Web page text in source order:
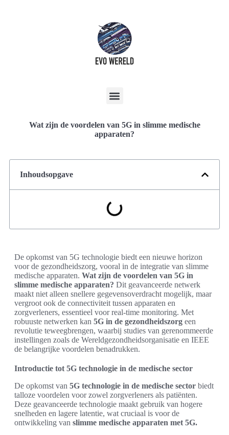
Wat zijn de voordelen van 5G in slimme medische
apparaten?
Inhoudsopgave
De opkomst van 5G technologie biedt een nieuwe horizon
voor de gezondheidszorg, vooral in de integratie van slimme
medische apparaten. Wat zijn de voordelen van 5G in
slimme medische apparaten? Dit geavanceerde netwerk
maakt niet alleen snellere gegevensoverdracht mogelijk, maar
vergroot ook de connectiviteit tussen apparaten en
zorgverleners, essentieel voor real-time monitoring. Met
robuuste netwerken kan 5G in de gezondheidszorg een
revolutie teweegbrengen, waarbij studies van gerenommeerde
instellingen zoals de Wereldgezondheidsorganisatie en IEEE
de belangrijke voordelen benadrukken.
Introductie tot 5G technologie in de medische sector
De opkomst van 5G technologie in de medische sector biedt
talloze voordelen voor zowel zorgverleners als patiënten.
Deze geavanceerde technologie maakt gebruik van hogere
snelheden en lagere latentie, wat cruciaal is voor de
ontwikkeling van slimme medische apparaten met 5G.